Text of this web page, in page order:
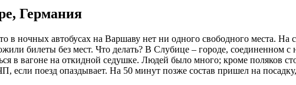
Германия
в ночных автобусах на Варшаву нет ни одного свободного места.
билеты без мест. Что делать? В Слубице – городе, соединенном
в вагоне на откидной седушке. Людей было много; кроме поляков
если поезд опаздывает. На 50 минут позже состав пришел на